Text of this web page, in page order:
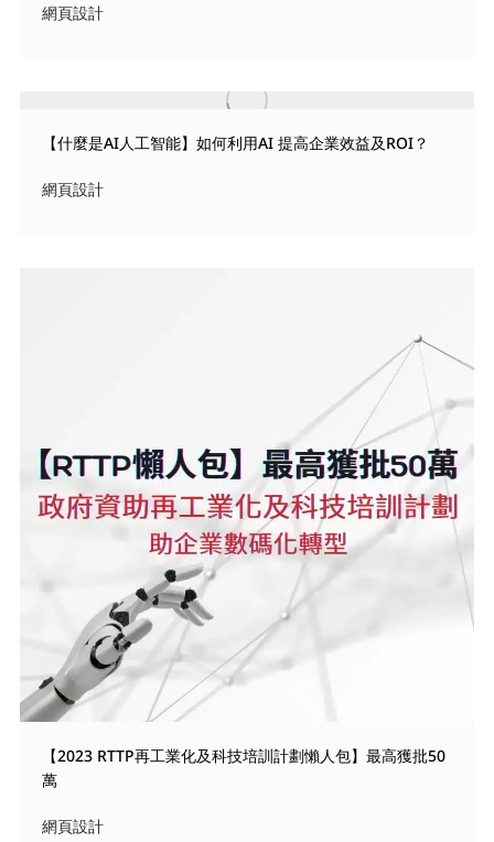
網頁設計
【什麼是AI人工智能】如何利用AI 提高企業效益及ROI？
網頁設計
【2023 RTTP再工業化及科技培訓計劃懶人包】最高獲批50
萬
網頁設計